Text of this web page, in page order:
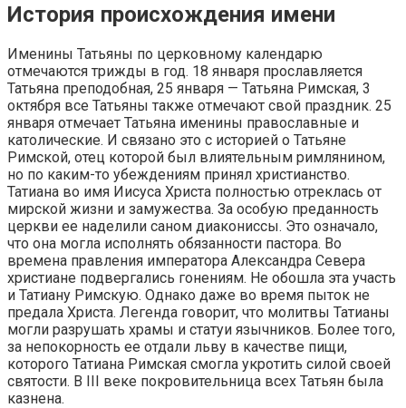
История происхождения имени
Именины Татьяны по церковному календарю
отмечаются трижды в год. 18 января прославляется
Татьяна преподобная, 25 января — Татьяна Римская, 3
октября все Татьяны также отмечают свой праздник. 25
января отмечает Татьяна именины православные и
католические. И связано это с историей о Татьяне
Римской, отец которой был влиятельным римлянином,
но по каким-то убеждениям принял христианство.
Татиана во имя Иисуса Христа полностью отреклась от
мирской жизни и замужества. За особую преданность
церкви ее наделили саном диакониссы. Это означало,
что она могла исполнять обязанности пастора. Во
времена правления императора Александра Севера
христиане подвергались гонениям. Не обошла эта участь
и Татиану Римскую. Однако даже во время пыток не
предала Христа. Легенда говорит, что молитвы Татианы
могли разрушать храмы и статуи язычников. Более того,
за непокорность ее отдали льву в качестве пищи,
которого Татиана Римская смогла укротить силой своей
святости. В III веке покровительница всех Татьян была
казнена.